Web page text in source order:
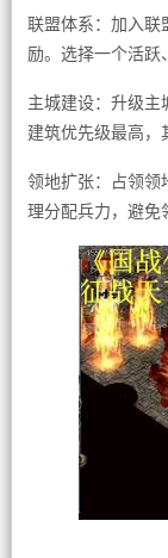
联盟体系：加入联
励。选择一个活跃
主城建设：升级主
建筑优先级最高，
领地扩张：占领领
理分配兵力，避免